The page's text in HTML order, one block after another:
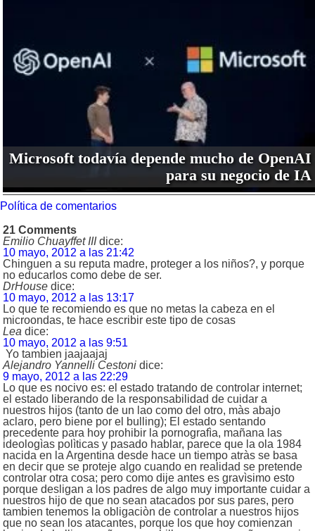
Microsoft todavía depende mucho de OpenAI
para su negocio de IA
Política de comentarios
21 Comments
Emilio Chuayffet III dice:
10 mayo, 2012 a las 21:42
Chinguen a su reputa madre, proteger a los niños?, y porque
no educarlos como debe de ser.
DrHouse dice:
10 mayo, 2012 a las 13:17
Lo que te recomiendo es que no metas la cabeza en el
microondas, te hace escribir este tipo de cosas
Lea dice:
10 mayo, 2012 a las 9:51
Yo tambien jaajaajaj
Alejandro Yannelli Cestoni dice:
9 mayo, 2012 a las 22:29
Lo que es nocivo es: el estado tratando de controlar internet;
el estado liberando de la responsabilidad de cuidar a
nuestros hijos (tanto de un lao como del otro, màs abajo
aclaro, pero biene por el bulling); El estado sentando
precedente para hoy prohibir la pornografìa, mañana las
ideologìas polìticas y pasado hablar, parece que la ola 1984
nacida en la Argentina desde hace un tiempo atràs se basa
en decir que se proteje algo cuando en realidad se pretende
controlar otra cosa; pero como dije antes es gravìsimo esto
porque desligan a los padres de algo muy importante cuidar a
nuestros hijo de que no sean atacados por sus pares, pero
tambien tenemos la obligaciòn de controlar a nuestros hijos
que no sean los atacantes, porque los que hoy comienzan